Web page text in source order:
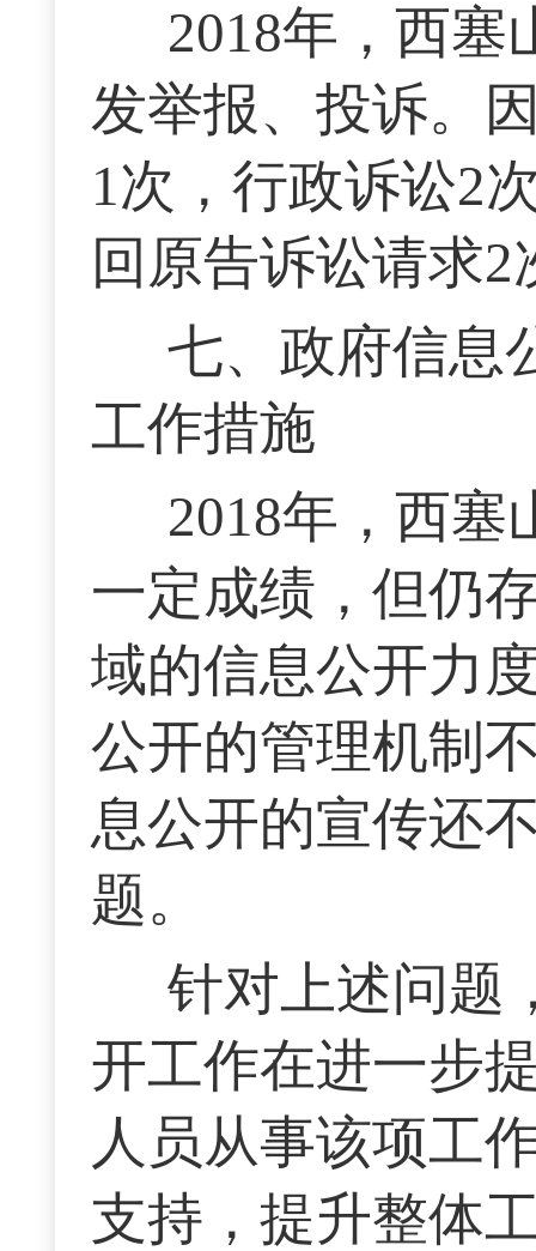
2018年，西塞
发举报、投诉。
1次，行政诉讼2
回原告诉讼请求2
七、政府信息
工作措施
2018年，西塞
一定成绩，但仍
域的信息公开力
公开的管理机制
息公开的宣传还
题。
针对上述问题
开工作在进一步
人员从事该项工
支持，提升整体